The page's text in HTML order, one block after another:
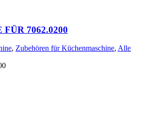
7062.0200
, Zubehören für Küchenmaschine, Alle